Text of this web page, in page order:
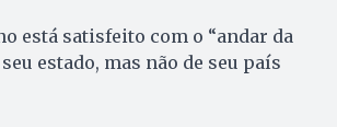
está satisfeito com o “andar da
estado, mas não de seu país